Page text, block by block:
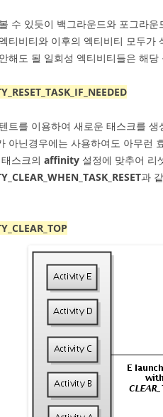
수 있듯이 백그라운드와 포그라운
티비티와 이후의 엑티비티 모두가
해도 될 일회성 엑티비티들은 해
트를 이용하여 새로운 태스크를
아닌경우에는 사용하여도 아무런
스크의 affinity 설정에 맞추어 리
과